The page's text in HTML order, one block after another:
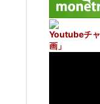
Youtubeチ
画」